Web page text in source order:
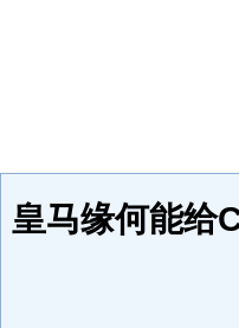
皇马缘何能给